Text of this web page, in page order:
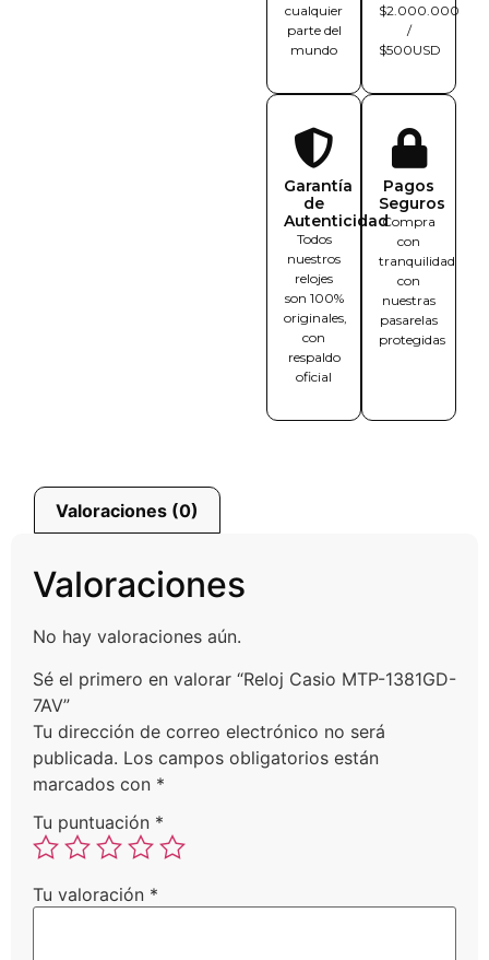
cualquier
parte del
mundo
$2.000.000
/
$500USD
Garantía
de
Autenticidad
Todos
nuestros
relojes
son 100%
originales,
con
respaldo
oficial
Pagos
Seguros
Compra
con
tranquilidad
con
nuestras
pasarelas
protegidas
Valoraciones (0)
Valoraciones
No hay valoraciones aún.
Sé el primero en valorar “Reloj Casio MTP-1381GD-
7AV”
Tu dirección de correo electrónico no será
publicada. Los campos obligatorios están
marcados con *
Tu puntuación *
Tu valoración *